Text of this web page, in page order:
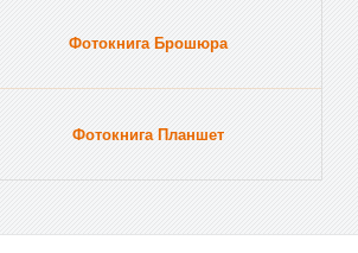
Фотокнига Брошюра
Фотокнига Планшет